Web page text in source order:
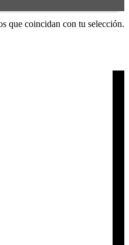
que coincidan con tu selección.